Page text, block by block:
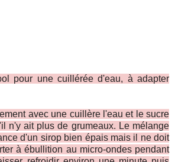
pour une cuillérée d'eau, à adapter
avec une cuillère l'eau et le sucre
n'y ait plus de grumeaux. Le mélange
d'un sirop bien épais mais il ne doit
à ébullition au micro-ondes pendant